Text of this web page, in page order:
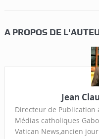
A PROPOS DE
Jean
Directeur de Publication
Médias catholiques
Vatican News,ancien